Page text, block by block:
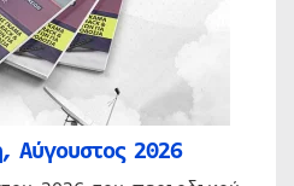
Αύγουστος 2026